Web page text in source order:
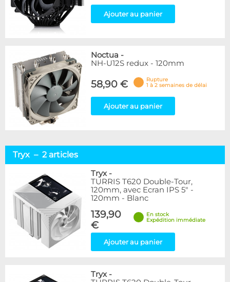
Ajouter au panier
Noctua -
NH-U12S redux - 120mm
58,90 €
Rupture
1 à 2 semaines de délai
Ajouter au panier
Tryx – 2 articles
Tryx-
TURRIS T620 Double-Tour,
120mm, avec Ecran IPS 5" -
120mm - Blanc
139,90
€
En stock
Expédition immédiate
Ajouter au panier
Tryx-